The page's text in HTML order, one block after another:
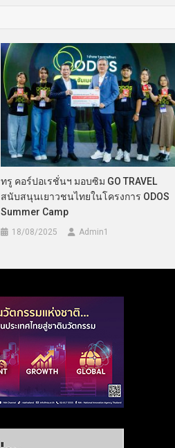
ทรู คอร์ปอเรชั่นฯ มอบซิม GO TRAVEL
สนับสนุนเยาวชนไทยในโครงการ ODOS
Summer Camp
18/08/2025 Admin​1